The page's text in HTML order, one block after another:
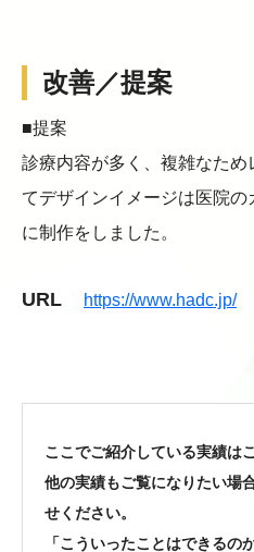
改善／提案
■提案
診療内容が多く、複雑なた
てデザインイメージは医院の
に制作をしました。
URL https://www.hadc.jp/
ここでご紹介している実績は
他の実績もご覧になりたい場
せください。
「こういったことはできるの